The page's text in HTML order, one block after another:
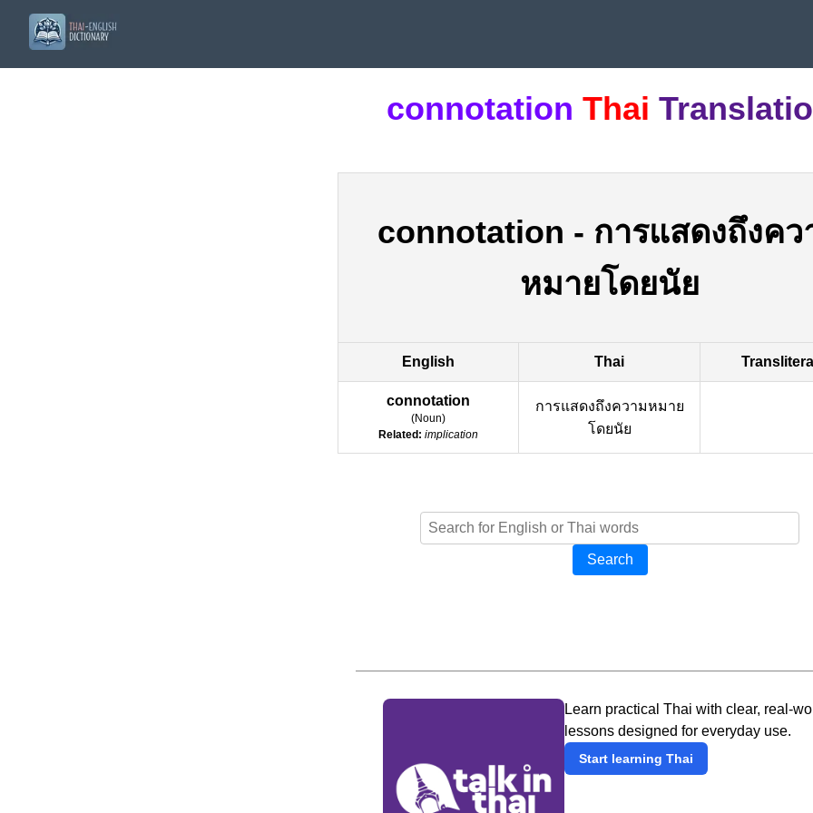
connotation Thai
connotation - การแสดงถึงคว
หมายโดยนัย
English Thai
connotation
(Noun)
Related: implication
การแสดงถึงความหมาย
โดยนัย
Search
Learn practical Thai with clear, real-
lessons designed for everyday use.
Start learning Thai